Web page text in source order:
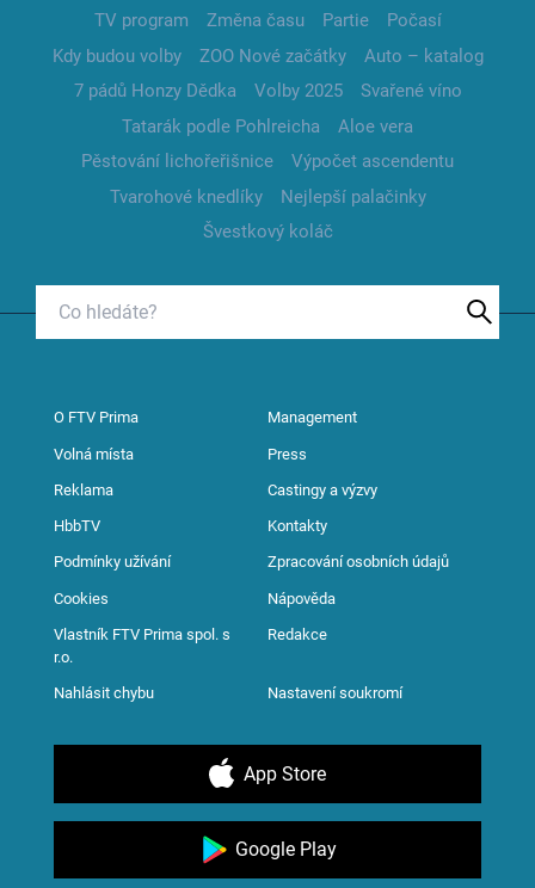
TV program
Změna času Partie
Počasí
Kdy budou volby
ZOO Nové začátky
Auto – katalog
7 pádů Honzy Dědka
Volby 2025
Svařené víno
Tatarák podle Pohlreicha
Aloe vera
Pěstování lichořeřišnice
Výpočet ascendentu
Tvarohové knedlíky
Nejlepší palačinky
Švestkový koláč
O FTV Prima Management
Volná místa Press
Reklama Castingy a výzvy
HbbTV Kontakty
Podmínky užívání Zpracování osobních údajů
Cookies Nápověda
Vlastník FTV Prima spol. s
r.o.
Redakce
Nahlásit chybu Nastavení soukromí
App Store
Google Play